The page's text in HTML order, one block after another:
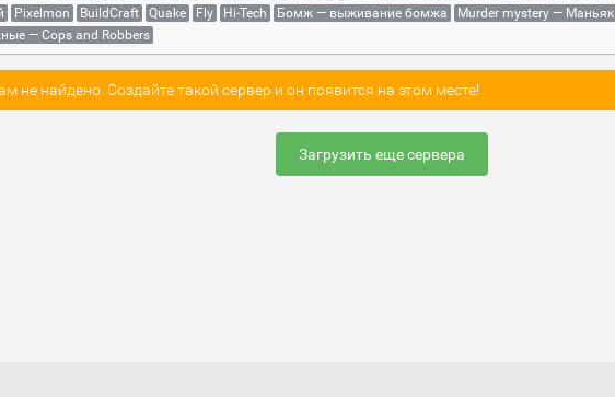
Pixelmon BuildCraft Quake Fly Hi-Tech Бомж — выживание бомжа Murder mystery — Маньяк
— Cops and Robbers
найдено. Создайте такой сервер и он появится на этом месте!
Загрузить еще сервера